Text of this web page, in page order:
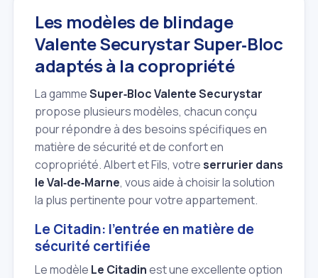
Les modèles de blindage
Valente Securystar Super‑Bloc
adaptés à la copropriété
La gammeSuper‑Bloc Valente Securystar
propose plusieurs modèles, chacun conçu
pour répondre à des besoins spécifiques en
matière de sécurité et de confort en
copropriété. Albert et Fils, votreserrurier dans
le Val‑de‑Marne, vous aide à choisir la solution
la plus pertinente pour votre appartement.
Le Citadin: l'entrée en matière de
sécurité certifiée
Le modèle Le Citadinest une excellente option